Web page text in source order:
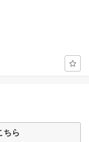
ちら